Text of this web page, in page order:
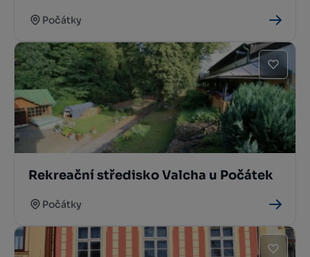
Počátky
Rekreační středisko Valcha u Počátek
Počátky